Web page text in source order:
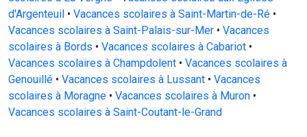
d'Argenteuil • Vacances scolaires à Saint-Martin-de-Ré •
Vacances scolaires à Saint-Palais-sur-Mer • Vacances
scolaires à Bords • Vacances scolaires à Cabariot •
Vacances scolaires à Champdolent • Vacances scolaires à
Genouillé • Vacances scolaires à Lussant • Vacances
scolaires à Moragne • Vacances scolaires à Muron •
Vacances scolaires à Saint-Coutant-le-Grand